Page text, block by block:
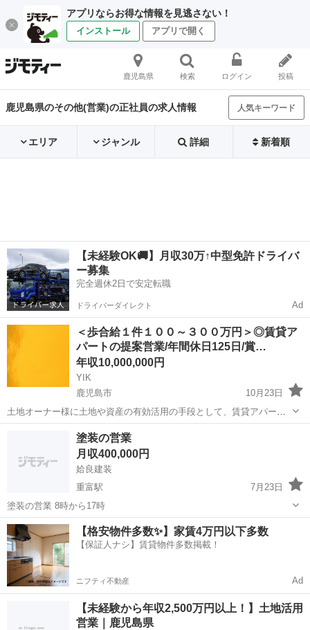
アプリならお得な情報を見逃さない！
インストール アプリで開く
鹿児島県 検索 ログイン 投稿
鹿児島県のその他(営業)の正社員の求人情報 人気キーワード
エリア ジャンル 詳細 新着順
【未経験OK🚚】月収30万↑中型免許ドライバ
ー募集
完全週休2日で安定転職
ドライバーダイレクト Ad
＜歩合給１件１００～３００万円＞◎賃貸ア
パートの提案営業/年間休日125日/賞…
年収10,000,000円
YIK
鹿児島市
10月23日
土地オーナー様に土地や資産の有効活用の手段として、賃貸アパート
経営のご提案をして頂きます。 業界未経験者も多数活躍しています。
鹿児島市 その他
塗装の営業
月収400,000円
姶良建装
重富駅
7月23日
塗装の営業 8時から17時
鹿児島 姶良市 重富駅 その他
【格安物件多数✨】家賃4万円以下多数
【保証人ナシ】賃貸物件多数掲載！
ニフティ不動産 Ad
【未経験から年収2,500万円以上！】土地活用
営業｜鹿児島県